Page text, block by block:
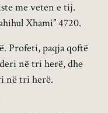
me veten e tij.
Xhami” 4720.
Profeti, paqja qoftë
në tri herë, dhe
në tri herë.